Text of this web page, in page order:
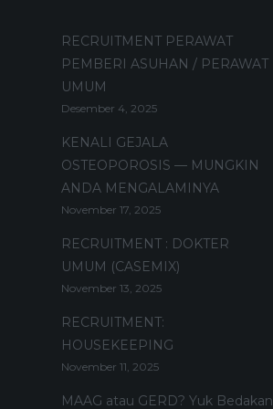
RECRUITMENT PERAWAT
PEMBERI ASUHAN / PERAWAT
UMUM
Desember 4, 2025
KENALI GEJALA
OSTEOPOROSIS — MUNGKIN
ANDA MENGALAMINYA
November 17, 2025
RECRUITMENT : DOKTER
UMUM (CASEMIX)
November 13, 2025
RECRUITMENT:
HOUSEKEEPING
November 11, 2025
MAAG atau GERD? Yuk Bedakan